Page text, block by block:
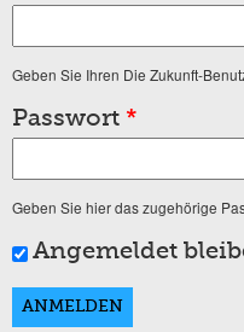
Geben Sie Ihren Die Zukunft-
Passwort *
Geben Sie hier das zugehörige
Angemeldet